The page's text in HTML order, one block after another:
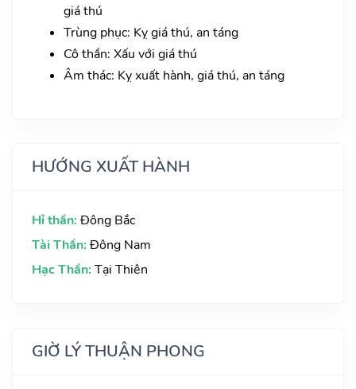
giá thú
Trùng phục: Kỵ giá thú, an táng
Cô thần: Xấu với giá thú
Âm thác: Kỵ xuất hành, giá thú, an táng
HƯỚNG XUẤT HÀNH
Hỉ thần: Đông Bắc
Tài Thần: Đông Nam
Hạc Thần: Tại Thiên
GIỜ LÝ THUẬN PHONG